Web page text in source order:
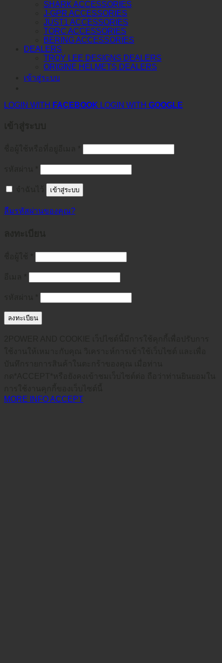
SHARK ACCESSORIES
J-GPR ACCESSORIES
JUST1 ACCESSORIES
TORC ACCESSORIES
BERING ACCESSORIES
DEALERS
TROY LEE DESIGNS DEALERS
ORIGINE HELMETS DEALERS
เข้าสู่ระบบ
LOGIN WITH FACEBOOK LOGIN WITH GOOGLE
เข้าสู่ระบบ
ลืมรหัสผ่านของคุณ?
ลงทะเบียน
MORE INFOACCEPT